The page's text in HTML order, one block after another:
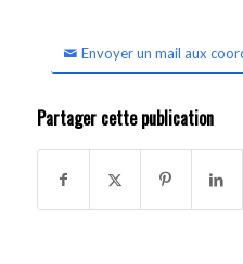
Envoyer un mail aux
Partager cette publication